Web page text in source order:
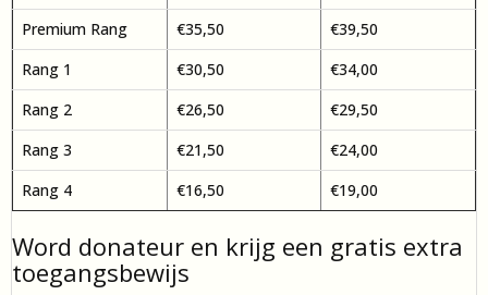
Premium Rang
€35,50
€39,50
Rang 1
€30,50
€34,00
Rang 2
€26,50
€29,50
Rang 3
€21,50
€24,00
Rang 4
€16,50 €19,00
Word donateur en krijg een gratis extra
toegangsbewijs